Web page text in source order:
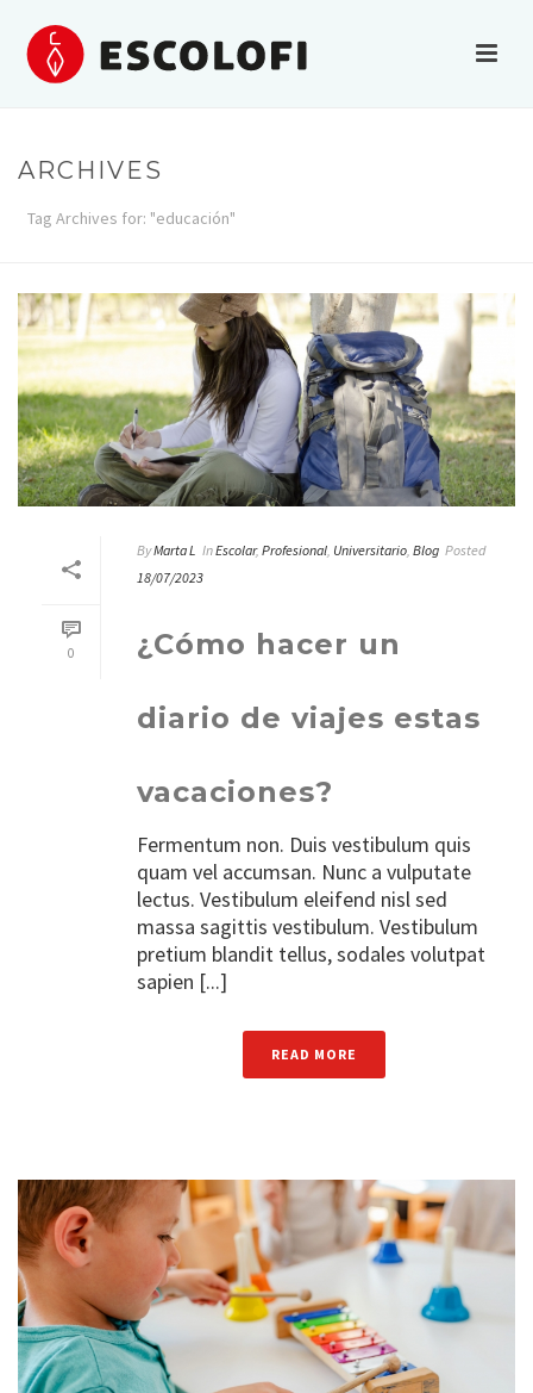
ARCHIVES
Tag Archives for: "educación"
0
ByMarta L InEscolar, Profesional, Universitario, Blog Posted
18/07/2023
¿Cómo hacer un
diario de viajes estas
vacaciones?
Fermentum non. Duis vestibulum quis
quam vel accumsan. Nunc a vulputate
lectus. Vestibulum eleifend nisl sed
massa sagittis vestibulum. Vestibulum
pretium blandit tellus, sodales volutpat
sapien [...]
READ MORE